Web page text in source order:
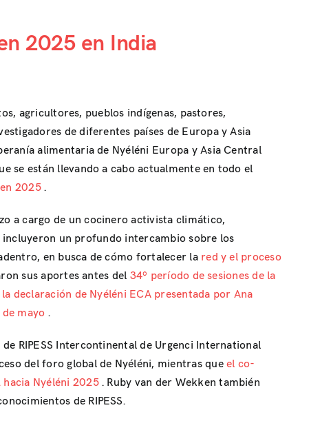
2025 en India
agricultores, pueblos indígenas, pastores,
de diferentes países de Europa y Asia
alimentaria de Nyéléni Europa y Asia Central
se están llevando a cabo actualmente en todo el
en 2025.
a cargo de un cocinero activista climático,
un profundo intercambio sobre los
en busca de cómo fortalecer la red y el proceso
sus aportes antes del 34º período de sesiones de la
la declaración de Nyéléni ECA presentada por Ana
mayo .
RIPESS Intercontinental de Urgenci International
del foro global de Nyéléni, mientras que el co-
hacia Nyéléni 2025 . Ruby van der Wekken también
de RIPESS.